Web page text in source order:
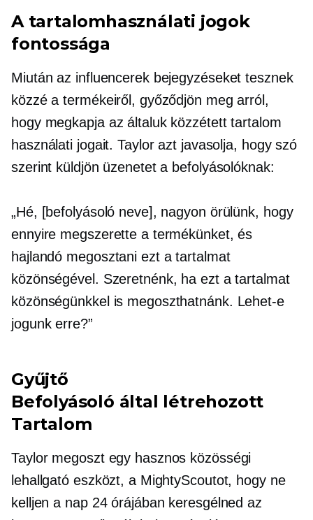
A tartalomhasználati jogok
fontossága
Miután az influencerek bejegyzéseket tesznek
közzé a termékeiről, győződjön meg arról,
hogy megkapja az általuk közzétett tartalom
használati jogait. Taylor azt javasolja, hogy szó
szerint küldjön üzenetet a befolyásolóknak:
„Hé, [befolyásoló neve], nagyon örülünk, hogy
ennyire megszerette a termékünket, és
hajlandó megosztani ezt a tartalmat
közönségével. Szeretnénk, ha ezt a tartalmat
közönségünkkel is megoszthatnánk. Lehet-e
jogunk erre?”
Gyűjtő
Befolyásoló által létrehozott
Tartalom
Taylor megoszt egy hasznos közösségi
lehallgató eszközt, a MightyScoutot, hogy ne
kelljen a nap 24 órájában keresgélned az